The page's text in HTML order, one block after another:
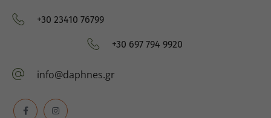
+30 23410 76799
+30 697 794 9920
info@daphnes.gr